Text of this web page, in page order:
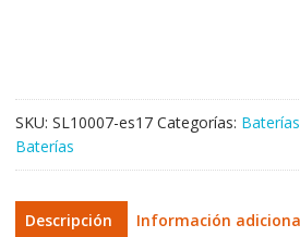
SKU: SL10007-es17 Categorías: Baterías
Baterías
Descripción Información